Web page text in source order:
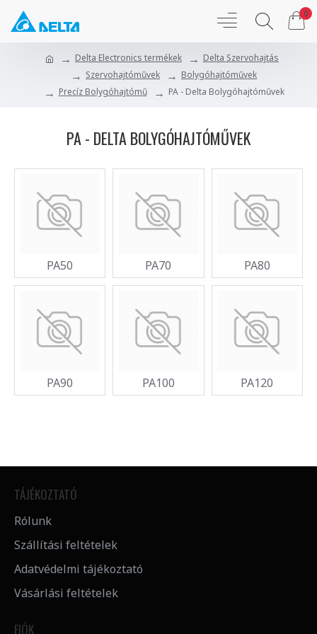
0
Delta Electronics termékek
Delta Szervohajtás
Szervohajtóművek
Bolygóhajtóművek
Precíz Bolygóhajtómű
PA - Delta Bolygóhajtóművek
PA - DELTA BOLYGÓHAJTÓMŰVEK
PA50 PA70 PA80
PA90 PA100 PA120
TÁJÉKOZTATÓ
Rólunk
Szállítási feltételek
Adatvédelmi tájékoztató
Vásárlási feltételek
FIÓK